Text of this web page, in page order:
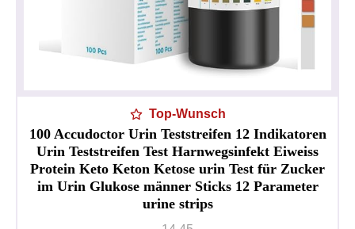
Top-Wunsch
100 Accudoctor Urin Teststreifen 12 Indikatoren
Urin Teststreifen Test Harnwegsinfekt Eiweiss
Protein Keto Keton Ketose urin Test für Zucker
im Urin Glukose männer Sticks 12 Parameter
urine strips